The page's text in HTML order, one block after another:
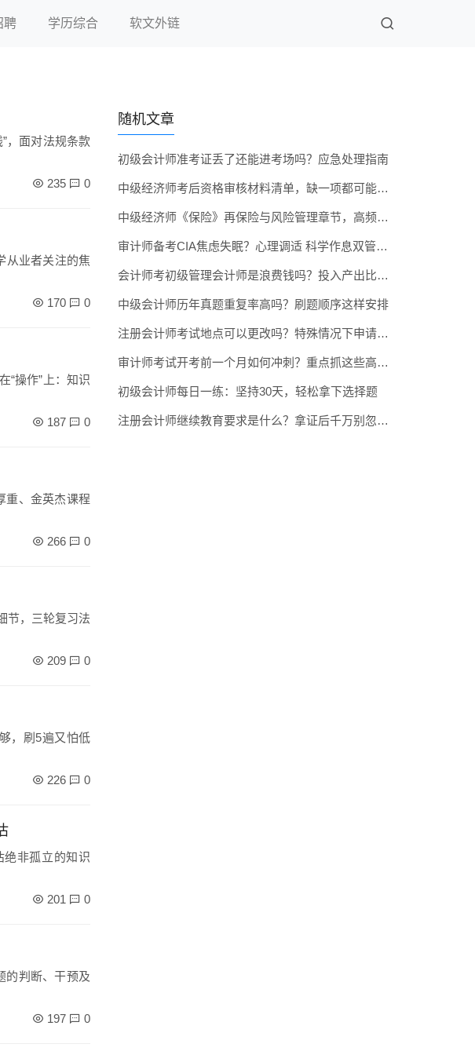
聘 学历综合 软文外链
，面对法规条款
235 0
从业者关注的焦
170 0
“操作”上：知识
187 0
重、金英杰课程
266 0
节，三轮复习法
209 0
，刷5遍又怕低
226 0
非孤立的知识
201 0
的判断、干预及
197 0
随机文章
初级会计师准考证丢了还能进考场吗？应急处理指南
中级经济师考后资格审核材料清单，缺一项都可能作废成绩
中级经济师《保险》再保险与风险管理章节，高频出题区域
审计师备考CIA焦虑失眠？心理调适 科学作息双管齐下
会计师考初级管理会计师是浪费钱吗？投入产出比深度分析
中级会计师历年真题重复率高吗？刷题顺序这样安排
注册会计师考试地点可以更改吗？特殊情况下申请流程说明
审计师考试开考前一个月如何冲刺？重点抓这些高频章节
初级会计师每日一练：坚持30天，轻松拿下选择题
注册会计师继续教育要求是什么？拿证后千万别忽视这一步